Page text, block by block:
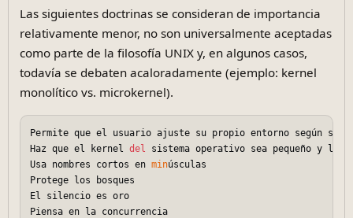
Las siguientes doctrinas se consideran de importancia
relativamente menor, no son universalmente aceptadas
como parte de la filosofía UNIX y, en algunos casos,
todavía se debaten acaloradamente (ejemplo: kernel
monolítico vs. microkernel).
Permite que el usuario ajuste su propio entorno según sus
Haz que el kernel del sistema operativo sea pequeño y
Usa nombres cortos en minúsculas
Protege los bosques
El silencio es oro
Piensa en la concurrencia